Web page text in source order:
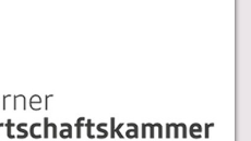
fördert Industrie,
Glarnerland.